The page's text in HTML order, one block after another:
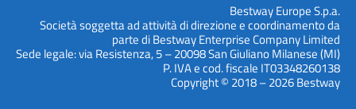
Bestway Europe S.p.a.
Società soggetta ad attività di direzione e coordinamento da
parte di Bestway Enterprise Company Limited
Sede legale: via Resistenza, 5 – 20098 San Giuliano Milanese (MI)
P. IVA e cod. fiscale IT03348260138
Copyright © 2018 – 2026 Bestway